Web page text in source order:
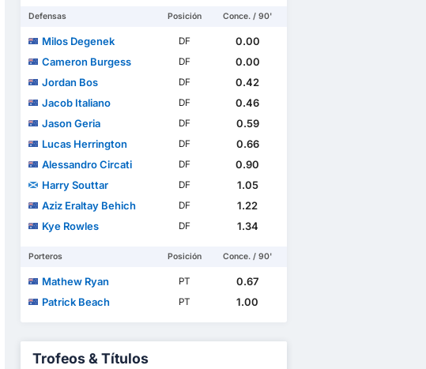
Defensas Posición Conce. / 90'
Milos Degenek DF
0.00
Cameron Burgess
DF
0.00
Jordan Bos
DF
0.42
Jacob Italiano
DF
0.46
Jason Geria
DF
0.59
Lucas Herrington
DF
0.66
Alessandro Circati
DF
0.90
Harry Souttar
DF
1.05
Aziz Eraltay Behich
DF
1.22
Kye Rowles
DF 1.34
Porteros Posición Conce. / 90'
Mathew Ryan PT
0.67
Patrick Beach
PT 1.00
Trofeos & Títulos